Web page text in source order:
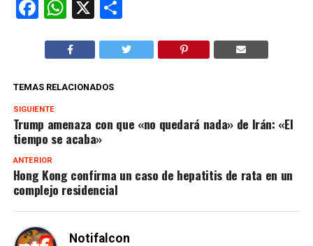
Facebook
WhatsApp
X Compartir
TEMAS RELACIONADOS
SIGUIENTE
Trump amenaza con que «no quedará nada» de Irán: «El
tiempo se acaba»
ANTERIOR
Hong Kong confirma un caso de hepatitis de rata en un
complejo residencial
Notifalcon